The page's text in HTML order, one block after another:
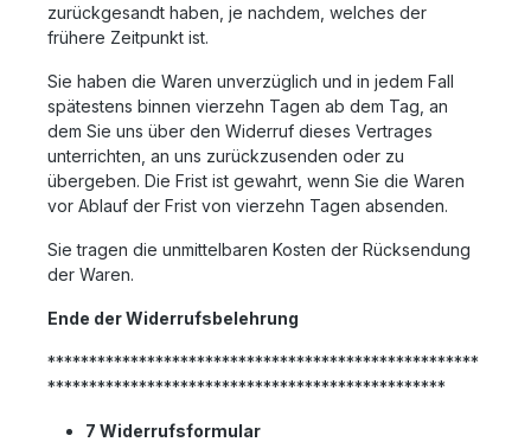
zurückgesandt haben, je nachdem, welches der
frühere Zeitpunkt ist.
Sie haben die Waren unverzüglich und in jedem Fall
spätestens binnen vierzehn Tagen ab dem Tag, an
dem Sie uns über den Widerruf dieses Vertrages
unterrichten, an uns zurückzusenden oder zu
übergeben. Die Frist ist gewahrt, wenn Sie die Waren
vor Ablauf der Frist von vierzehn Tagen absenden.
Sie tragen die unmittelbaren Kosten der Rücksendung
der Waren.
Ende der Widerrufsbelehrung
****************************************************
************************************************
7 Widerrufsformular